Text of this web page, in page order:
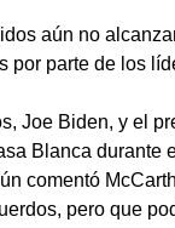
aún no
por parte de los
Joe Biden, y el
Blanca durante
comentó
pero que